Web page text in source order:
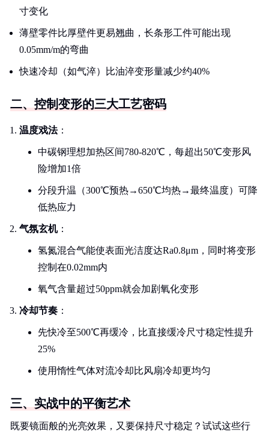
寸变化
薄壁零件比厚壁件更易翘曲，长条形工件可能出现
0.05mm/m的弯曲
快速冷却（如气淬）比油淬变形量减少约40%
二、控制变形的三大工艺密码
温度戏法：
中碳钢理想加热区间780-820℃，每超出50℃变形风
险增加1倍
分段升温（300℃预热→650℃均热→最终温度）可降
低热应力
气氛玄机：
氢氮混合气能使表面光洁度达Ra0.8μm，同时将变形
控制在0.02mm内
氧气含量超过50ppm就会加剧氧化变形
冷却节奏 ：
先快冷至500℃再缓冷，比直接缓冷尺寸稳定性提升
25%
使用惰性气体对流冷却比风扇冷却更均匀
三、实战中的平衡艺术
既要镜面般的光亮效果，又要保持尺寸稳定？试试这些行